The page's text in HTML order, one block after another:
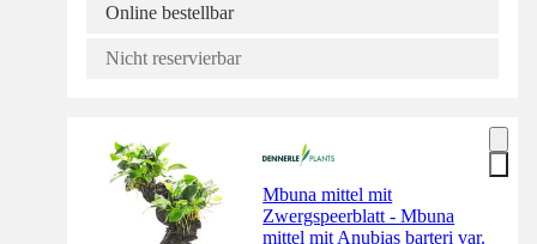
Online bestellbar
Nicht reservierbar
Mbuna mittel mit
Zwergspeerblatt - Mbuna
mittel mit Anubias barteri var.